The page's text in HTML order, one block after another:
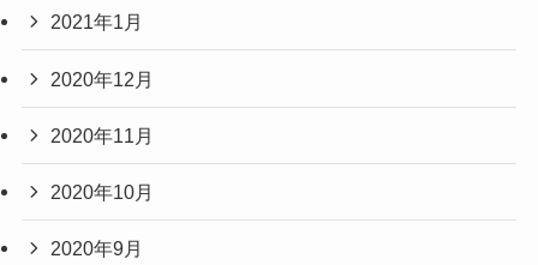
2021年1月
2020年12月
2020年11月
2020年10月
2020年9月